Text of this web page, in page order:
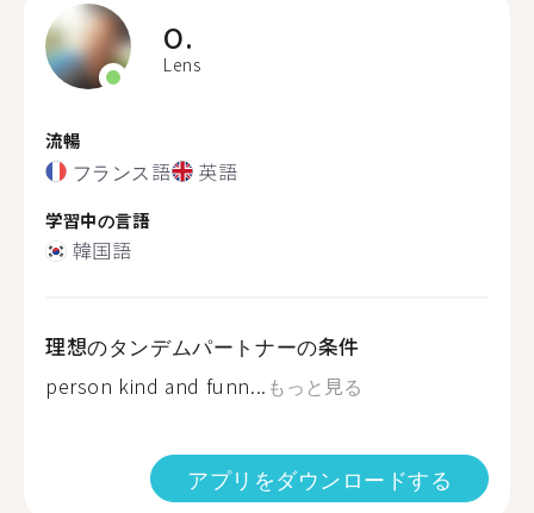
O.
Lens
流暢
フランス語 英語
学習中の言語
韓国語
理想のタンデムパートナーの条件
person kind and funn... もっと見る
アプリをダウンロードする